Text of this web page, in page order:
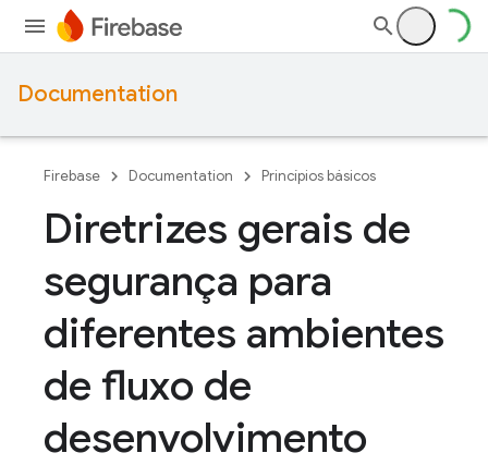
Documentation
Firebase Documentation Princípios básicos
Diretrizes gerais de
segurança para
diferentes ambientes
de fluxo de
desenvolvimento